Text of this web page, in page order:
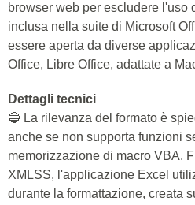
browser web per escludere l'uso
inclusa nella suite di Microsoft
essere aperta da diverse
Office, Libre Office, adattate a
Dettagli tecnici
🔵 La rilevanza del formato è
anche se non supporta funzioni
memorizzazione di macro VBA.
XMLSS, l'applicazione Excel
durante la formattazione, creata